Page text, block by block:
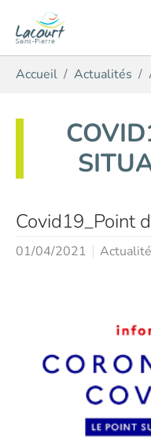
Accueil Actualités
Covid19_Point
01/04/2021 Actualité